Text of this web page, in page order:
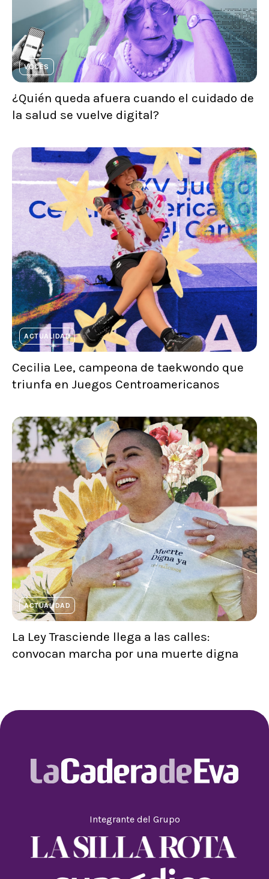
VOCES
¿Quién queda afuera cuando el cuidado de
la salud se vuelve digital?
ACTUALIDAD
Cecilia Lee, campeona de taekwondo que
triunfa en Juegos Centroamericanos
ACTUALIDAD
La Ley Trasciende llega a las calles:
convocan marcha por una muerte digna
Integrante del Grupo